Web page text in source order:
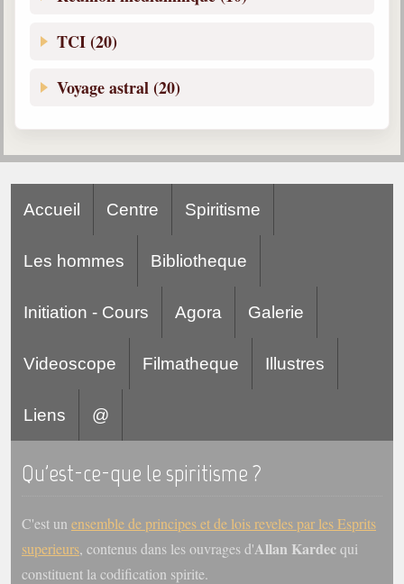
TCI (20)
Voyage astral (20)
Accueil Centre Spiritisme
Les hommes Bibliotheque
Initiation - Cours Agora Galerie
Videoscope Filmatheque Illustres
Liens @
Qu'est-ce-que le spiritisme ?
C'est un ensemble de principes et de lois reveles par les Esprits
superieurs, contenus dans les ouvrages d'Allan Kardecqui
constituent la codification spirite.